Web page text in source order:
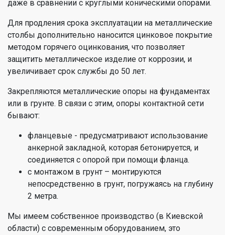
даже в сравнении с круглыми коническими опорами.
Для продления срока эксплуатации на металлические
столбы дополнительно наносится цинковое покрытие
методом горячего оцинкования, что позволяет
защитить металлическое изделие от коррозии, и
увеличивает срок службы до 50 лет.
Закрепляются металлические опоры на фундаментах
или в грунте. В связи с этим, опоры контактной сети
бывают:
фланцевые - предусматривают использование
анкерной закладной, которая бетонируется, и
соединяется с опорой при помощи фланца.
с монтажом в грунт – монтируются
непосредственно в грунт, погружаясь на глубину
2 метра.
Мы имеем собственное производство (в Киевской
области) с современным оборудованием, это